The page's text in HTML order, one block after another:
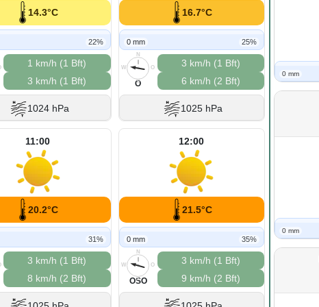
14.3°C
22%
1 km/h (1 Bft)
3 km/h (1 Bft)
1024 hPa
16.7°C
0 mm 25%
N
O
S
W
O
3 km/h (1 Bft)
6 km/h (2 Bft)
1025 hPa
11:00
20.2°C
31%
3 km/h (1 Bft)
8 km/h (2 Bft)
12:00
21.5°C
0 mm 35%
N
O
S
W
OSO
3 km/h (1 Bft)
9 km/h (2 Bft)
0 mm
0 mm